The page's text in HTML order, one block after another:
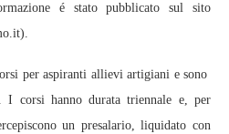
é stato pubblicato sul sito
per aspiranti allievi artigiani e sono
corsi hanno durata triennale e, per
un presalario, liquidato con